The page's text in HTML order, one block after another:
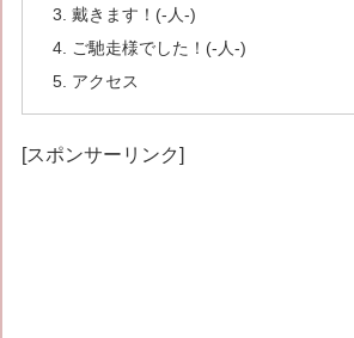
戴きます！(-人-)
ご馳走様でした！(-人-)
アクセス
[スポンサーリンク]